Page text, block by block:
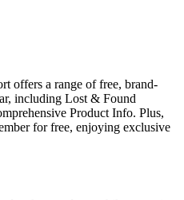
offers a range of free, brand-
including Lost & Found
Product Info. Plus,
for free, enjoying exclusive